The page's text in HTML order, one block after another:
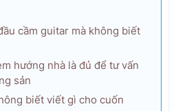
cầm guitar mà không biết
hướng nhà là đủ để tư vấn
sản
biết viết gì cho cuốn